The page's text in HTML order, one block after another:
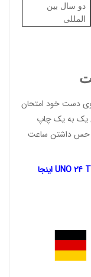
دو سال بین
المللی
دست خود امتحان
یک به یک چاپ
حس داشتن ساعت